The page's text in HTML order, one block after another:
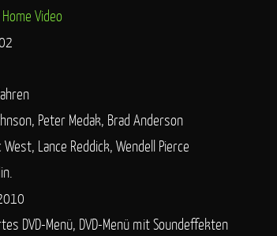
Video
Peter Medak, Brad Anderson
West, Lance Reddick, Wendell Pierce
DVD-Menü, DVD-Menü mit Soundeffekten